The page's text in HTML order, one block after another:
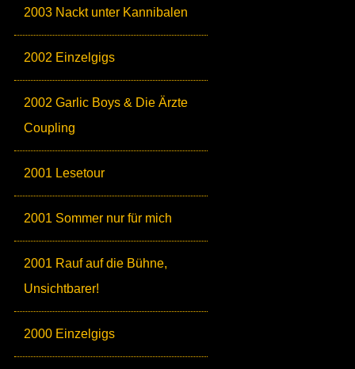
2003 Nackt unter Kannibalen
2002 Einzelgigs
2002 Garlic Boys & Die Ärzte
Coupling
2001 Lesetour
2001 Sommer nur für mich
2001 Rauf auf die Bühne,
Unsichtbarer!
2000 Einzelgigs